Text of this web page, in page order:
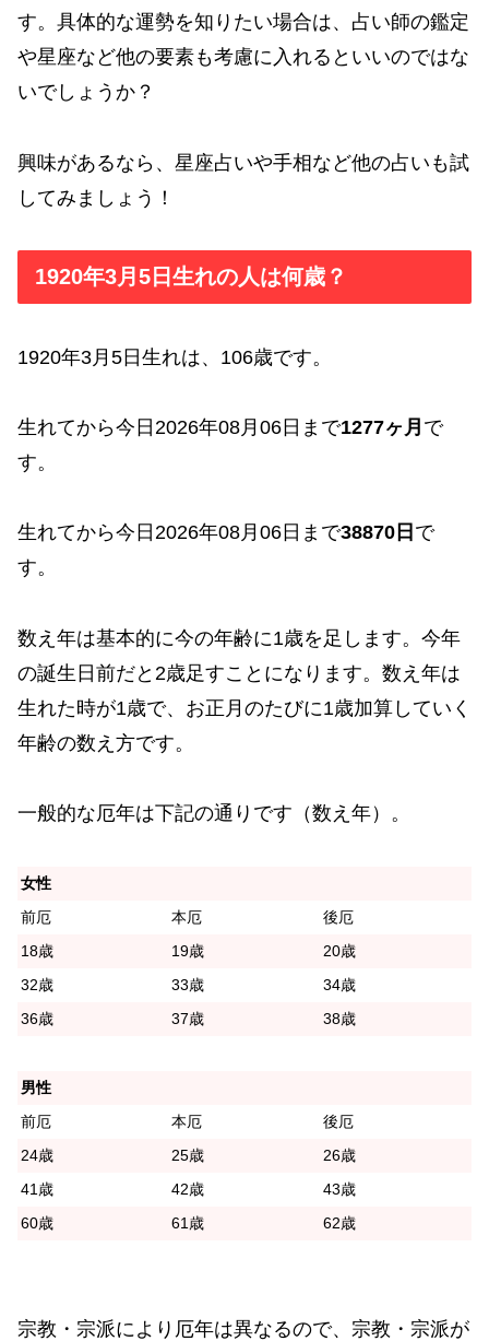
す。具体的な運勢を知りたい場合は、占い師の鑑定
や星座など他の要素も考慮に入れるといいのではな
いでしょうか？
興味があるなら、星座占いや手相など他の占いも試
してみましょう！
1920年3月5日生れの人は何歳？
1920年3月5日生れは、106歳です。
生れてから今日2026年08月06日まで1277ヶ月 で
す。
生れてから今日2026年08月06日まで38870日 で
す。
数え年は基本的に今の年齢に1歳を足します。今年
の誕生日前だと2歳足すことになります。数え年は
生れた時が1歳で、お正月のたびに1歳加算していく
年齢の数え方です。
一般的な厄年は下記の通りです（数え年）。
女性
前厄
本厄
後厄
18歳
19歳
20歳
32歳
33歳
34歳
36歳
37歳 38歳
男性
前厄
本厄
後厄
24歳
25歳
26歳
41歳
42歳
43歳
60歳
61歳 62歳
宗教・宗派により厄年は異なるので、宗教・宗派が